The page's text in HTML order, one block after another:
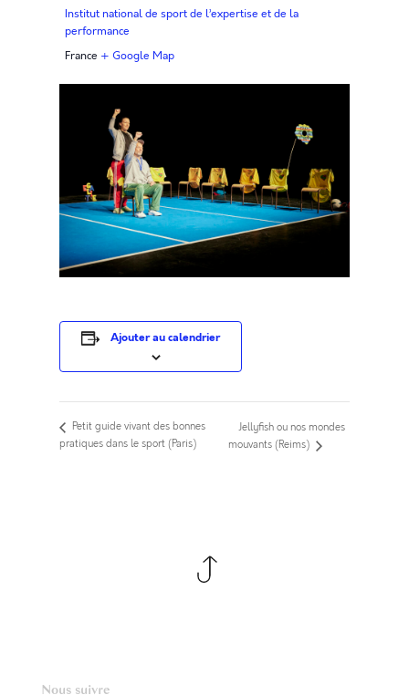
Institut national de sport de l’expertise et de la
performance
France + Google Map
Ajouter au calendrier
Petit guide vivant des bonnes
pratiques dans le sport (Paris)
Jellyfish ou nos mondes
mouvants (Reims)
Nous suivre